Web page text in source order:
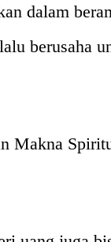
dalam
berusaha
Makna